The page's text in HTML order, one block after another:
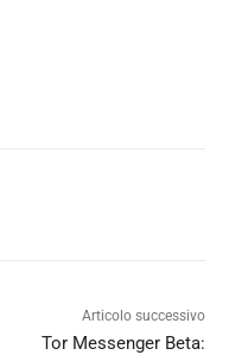
Articolo successivo
Tor Messenger Beta: